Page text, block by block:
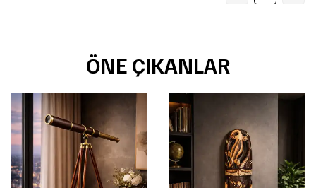
ÖNE ÇIKANLAR